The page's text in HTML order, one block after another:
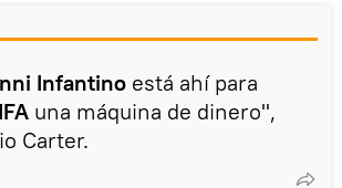
Infantino está ahí para
una máquina de dinero",
Carter.